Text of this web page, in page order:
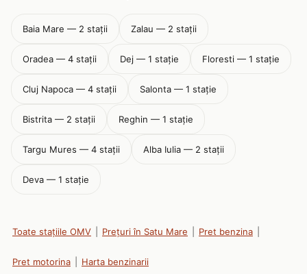
Baia Mare — 2 stații Zalau — 2 stații
Oradea — 4 stații Dej — 1 stație Floresti — 1 stație
Cluj Napoca — 4 stații Salonta — 1 stație
Bistrita — 2 stații Reghin — 1 stație
Targu Mures — 4 stații Alba Iulia — 2 stații
Deva — 1 stație
Toate stațiile OMV Prețuri în Satu Mare Pret benzina
Pret motorina Harta benzinarii